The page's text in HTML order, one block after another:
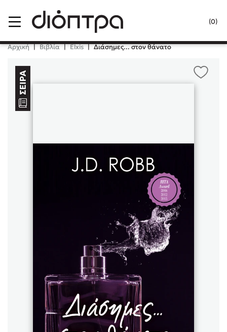
(0)
Κλείσιμο
Δημοφιλή Βιβλία
Sebastian Fitzek
Playlist
Αρχική | Βιβλία | Elxis | Διάσημες... στον θάνατο